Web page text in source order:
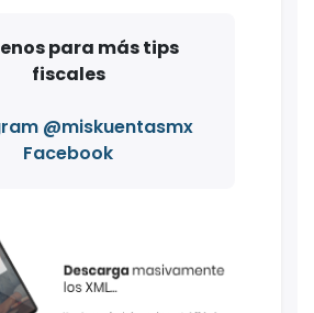
para más tips
fiscales
@miskuentasmx
Facebook